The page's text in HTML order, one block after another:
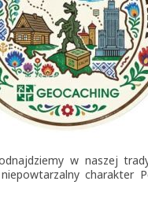
w naszej
charakter